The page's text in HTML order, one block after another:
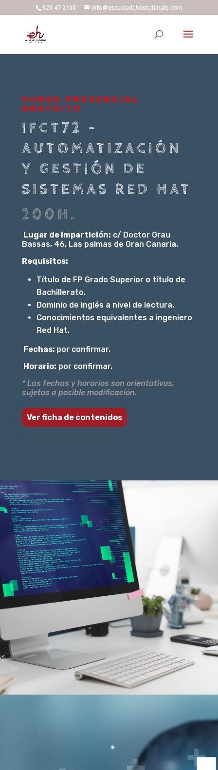
928 47 2108 info@escueladehostelerialp.com
CURSO PRESENCIAL
GRATUITO
IFCT72 –
AUTOMATIZACIÓN
Y GESTIÓN DE
SISTEMAS RED HAT
200H.
Lugar de impartición: c/ Doctor Grau
Bassas, 46. Las palmas de Gran Canaria.
Requisitos:
Título de FP Grado Superior o título de
Bachillerato.
Dominio de inglés a nivel de lectura.
Conocimientos equivalentes a ingeniero
Red Hat.
Fechas: por confirmar.
Horario: por confirmar.
* Las fechas y horarios son orientativos,
sujetos a posible modificación.
Ver ficha de contenidos